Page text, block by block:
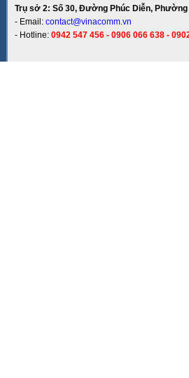
Trụ sở 2: Số 30, Đường Phúc Diễn,
- Email: contact@vinacomm.vn
- Hotline: 0942 547 456 - 0906 066 638 -